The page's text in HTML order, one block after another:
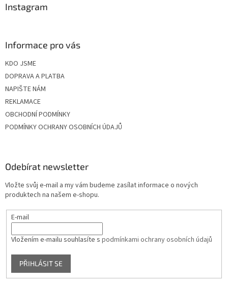
Instagram
Informace pro vás
KDO JSME
DOPRAVA A PLATBA
NAPIŠTE NÁM
REKLAMACE
OBCHODNÍ PODMÍNKY
PODMÍNKY OCHRANY OSOBNÍCH ÚDAJŮ
Odebírat newsletter
Vložte svůj e-mail a my vám budeme zasílat informace o nových
produktech na našem e-shopu.
E-mail
Vložením e-mailu souhlasíte s podmínkami ochrany osobních údajů
PŘIHLÁSIT SE